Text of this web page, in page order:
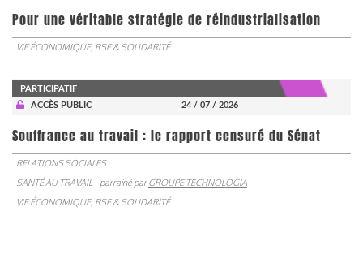
Pour une véritable stratégie de réindustrialisation
VIE ÉCONOMIQUE, RSE & SOLIDARITÉ
PARTICIPATIF
ACCÈS PUBLIC
24 / 07 / 2026
Souffrance au travail : le rapport censuré du Sénat
RELATIONS SOCIALES
SANTÉ AU TRAVAIL
parrainé parGROUPE TECHNOLOGIA
VIE ÉCONOMIQUE, RSE & SOLIDARITÉ